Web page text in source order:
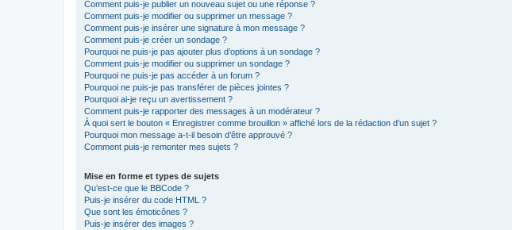
Comment puis-je publier un nouveau sujet ou une réponse ?
Comment puis-je modifier ou supprimer un message ?
Comment puis-je insérer une signature à mon message ?
Comment puis-je créer un sondage ?
Pourquoi ne puis-je pas ajouter plus d’options à un sondage ?
Comment puis-je modifier ou supprimer un sondage ?
Pourquoi ne puis-je pas accéder à un forum ?
Pourquoi ne puis-je pas transférer de pièces jointes ?
Pourquoi ai-je reçu un avertissement ?
Comment puis-je rapporter des messages à un modérateur ?
À quoi sert le bouton « Enregistrer comme brouillon » affiché lors de la rédaction d’un sujet ?
Pourquoi mon message a-t-il besoin d’être approuvé ?
Comment puis-je remonter mes sujets ?
Mise en forme et types de sujets
Qu’est-ce que le BBCode ?
Puis-je insérer du code HTML ?
Que sont les émoticônes ?
Puis-je insérer des images ?